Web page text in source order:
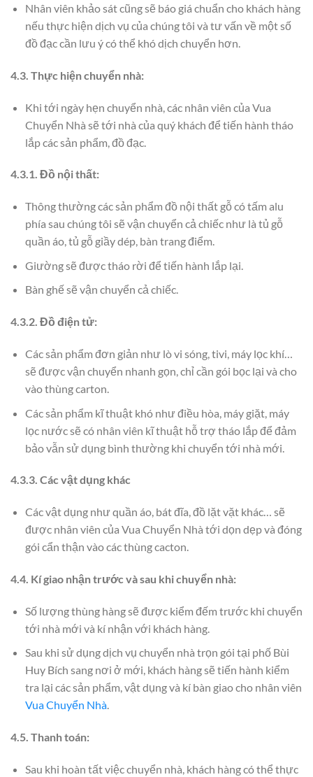
Nhân viên khảo sát cũng sẽ báo giá chuẩn cho khách hàng
nếu thực hiện dịch vụ của chúng tôi và tư vấn về một số
đồ đạc cần lưu ý có thể khó dịch chuyển hơn.
4.3. Thực hiện chuyển nhà:
Khi tới ngày hẹn chuyển nhà, các nhân viên của Vua
Chuyển Nhà sẽ tới nhà của quý khách để tiến hành tháo
lắp các sản phẩm, đồ đạc.
4.3.1. Đồ nội thất:
Thông thường các sản phẩm đồ nội thất gỗ có tấm alu
phía sau chúng tôi sẽ vận chuyển cả chiếc như là tủ gỗ
quần áo, tủ gỗ giầy dép, bàn trang điểm.
Giường sẽ được tháo rời để tiến hành lắp lại.
Bàn ghế sẽ vận chuyển cả chiếc.
4.3.2. Đồ điện tử:
Các sản phẩm đơn giản như lò vi sóng, tivi, máy lọc khí…
sẽ được vận chuyển nhanh gọn, chỉ cần gói bọc lại và cho
vào thùng carton.
Các sản phẩm kĩ thuật khó như điều hòa, máy giặt, máy
lọc nước sẽ có nhân viên kĩ thuật hỗ trợ tháo lắp để đảm
bảo vẫn sử dụng bình thường khi chuyển tới nhà mới.
4.3.3. Các vật dụng khác
Các vật dụng như quần áo, bát đĩa, đồ lặt vặt khác… sẽ
được nhân viên của Vua Chuyển Nhà tới dọn dẹp và đóng
gói cẩn thận vào các thùng cacton.
4.4. Kí giao nhận trước và sau khi chuyển nhà:
Số lượng thùng hàng sẽ được kiểm đếm trước khi chuyển
tới nhà mới và kí nhận với khách hàng.
Sau khi sử dụng dịch vụ chuyển nhà trọn gói tại phố Bùi
Huy Bích sang nơi ở mới, khách hàng sẽ tiến hành kiểm
tra lại các sản phẩm, vật dụng và kí bàn giao cho nhân viên
Vua Chuyển Nhà.
4.5. Thanh toán:
Sau khi hoàn tất việc chuyển nhà, khách hàng có thể thực